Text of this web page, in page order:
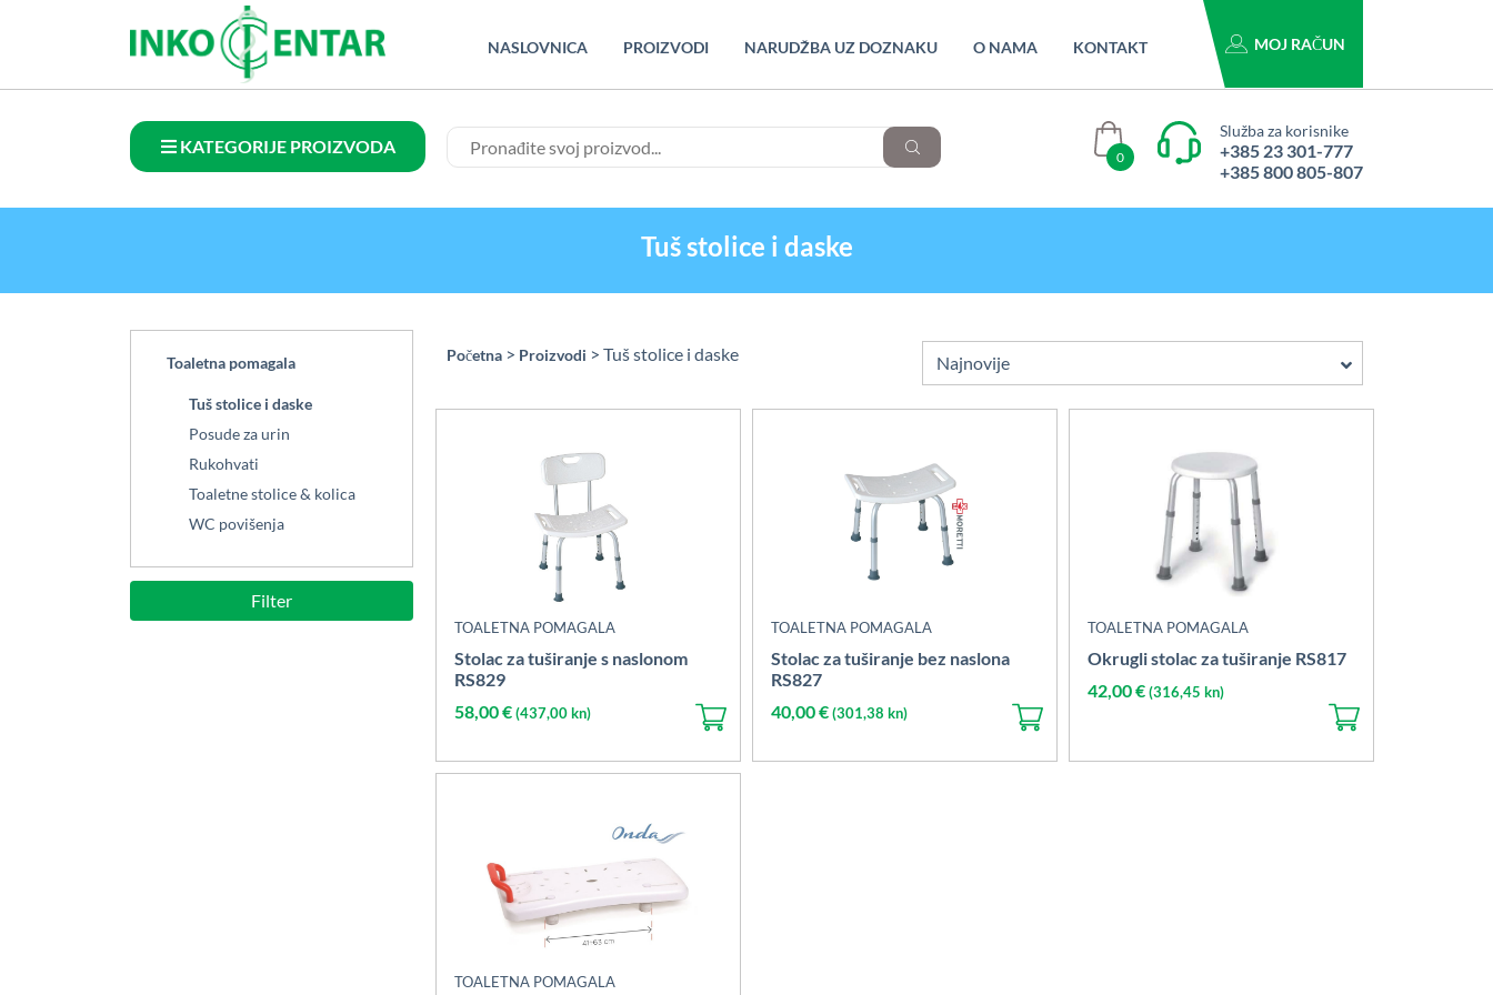
NASLOVNICA PROIZVODI NARUDŽBA UZ DOZNAKU O NAMA KONTAKT MOJ RAČUN
KATEGORIJE PROIZVODA
0
Služba za korisnike
+385 23 301-777
+385 800 805-807
Tuš stolice i daske
Toaletna pomagala
Tuš stolice i daske
Posude za urin
Rukohvati
Toaletne stolice & kolica
WC povišenja
Filter
Početna > Proizvodi > Tuš stolice i daske
TOALETNA POMAGALA
Stolac za tuširanje s naslonom
RS829
58,00€(437,00 kn)
TOALETNA POMAGALA
Stolac za tuširanje bez naslona
RS827
40,00€(301,38 kn)
TOALETNA POMAGALA
Okrugli stolac za tuširanje RS817
42,00€(316,45 kn)
TOALETNA POMAGALA